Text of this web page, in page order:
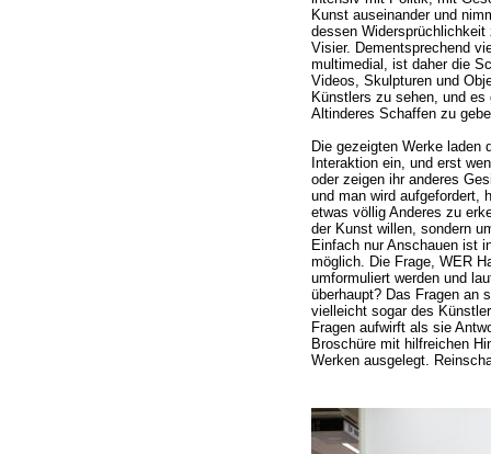
Kunst auseinander und
dessen
Visier. Dementsprechend
multimedial, ist daher die
Videos, Skulpturen und
Künstlers zu sehen, und
Altinderes Schaffen zu
Die gezeigten Werke laden
Interaktion ein, und erst
oder zeigen ihr anderes
und man wird aufgefordert,
etwas völlig Anderes zu
der Kunst willen, sondern
Einfach nur Anschauen ist
möglich. Die Frage, WER
umformuliert werden und
überhaupt? Das Fragen an
vielleicht sogar des
Fragen aufwirft als sie
Broschüre mit hilfreichen
Werken ausgelegt.